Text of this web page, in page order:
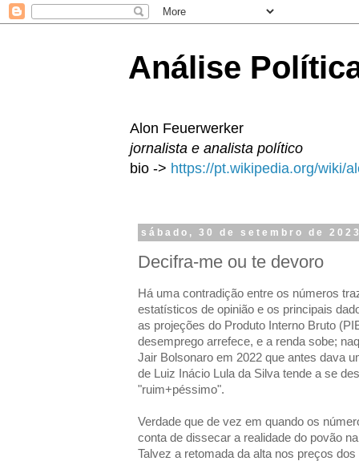
Análise
Alon Feuerwerker
jornalista e analista político
bio -> https://pt.wikipedia.org/wiki/
sábado, 30 de setembro de
Decifra-me ou te devoro
Há uma contradição entre os números
estatísticos de opinião e os principais
as projeções do Produto Interno Bruto
desemprego arrefece, e a renda sobe;
Jair Bolsonaro em 2022 que antes dava
de Luiz Inácio Lula da Silva tende a se
"ruim+péssimo".
Verdade que de vez em quando os
conta de dissecar a realidade do povão
Talvez a retomada da alta nos preços